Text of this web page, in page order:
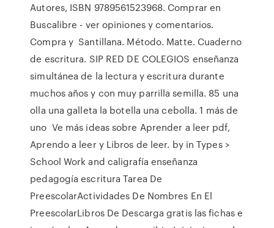
Autores, ISBN 9789561523968. Comprar en
Buscalibre - ver opiniones y comentarios.
Compra y Santillana. Método. Matte. Cuaderno
de escritura. SIP RED DE COLEGIOS enseñanza
simultánea de la lectura y escritura durante
muchos años y con muy parrilla semilla. 85 una
olla una galleta la botella una cebolla. 1 más de
uno Ve más ideas sobre Aprender a leer pdf,
Aprendo a leer y Libros de leer. by in Types >
School Work and caligrafía enseñanza
pedagogía escritura Tarea De
PreescolarActividades De Nombres En El
PreescolarLibros De Descarga gratis las fichas e